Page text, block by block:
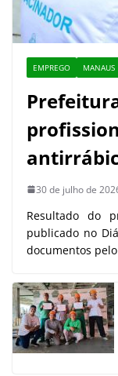
EMPREGO MANAUS
30 de julho de
Resultado do
publicado no
documentos